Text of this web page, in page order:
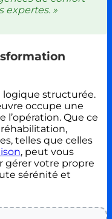
expertes. »
logique structurée.
occupe une
l’opération. Que ce
telles que celles
, peut vous
gérer votre propre
sérénité et